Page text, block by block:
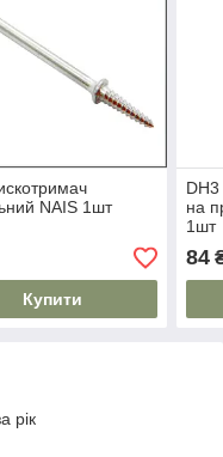
NAIS 1шт
Купити
на
1шт
84
рік